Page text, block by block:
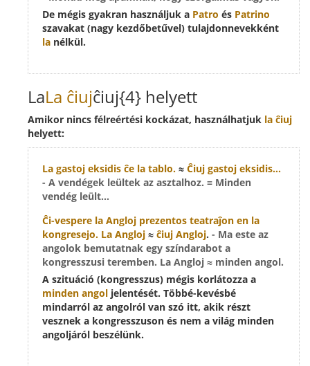
De mégis gyakran használjuk a Patro és Patrino
szavakat (nagy kezdőbetűvel) tulajdonnevekként
la nélkül.
LaLa ĉiujĉiuj{4} helyett
Amikor nincs félreértési kockázat, használhatjuk la ĉiuj
helyett:
La gastoj eksidis ĉe la tablo. ≈ Ĉiuj gastoj eksidis...
- A vendégek leültek az asztalhoz. = Minden
vendég leült...
Ĉi-vespere la Angloj prezentos teatraĵon en la
kongresejo. La Angloj ≈ ĉiuj Angloj. - Ma este az
angolok bemutatnak egy színdarabot a
kongresszusi teremben. La Angloj ≈ minden angol.
A szituáció (kongresszus) mégis korlátozza a
minden angol jelentését. Többé-kevésbé
mindarról az angolról van szó itt, akik részt
vesznek a kongresszuson és nem a világ minden
angoljáról beszélünk.